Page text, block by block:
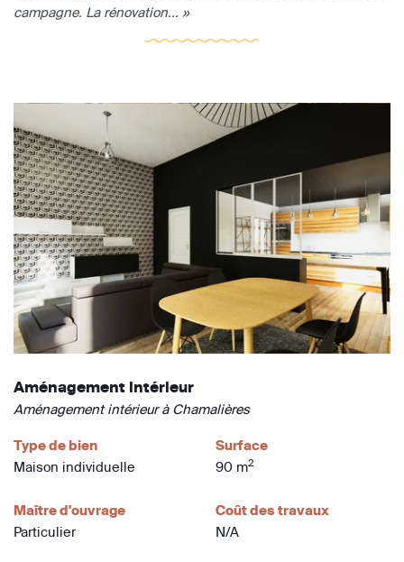
campagne. La rénovation... »
Aménagement intérieur
Aménagement intérieur à Chamalières
Type de bien
Maison individuelle
Surface
90 m2
Maître d'ouvrage
Particulier
Coût des travaux
N/A